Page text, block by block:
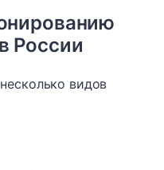
России
видов